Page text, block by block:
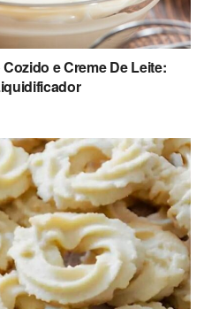
e Creme De Leite: